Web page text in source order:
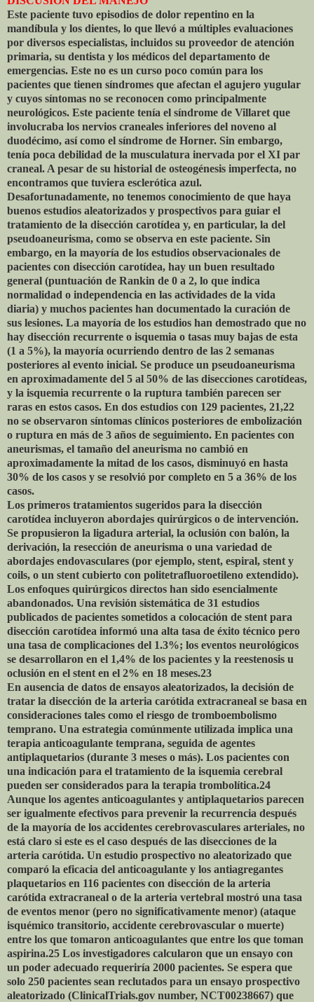
Este paciente tuvo episodios de dolor repentino en la
mandíbula y los dientes, lo que llevó a múltiples evaluaciones
por diversos especialistas, incluidos su proveedor de atención
primaria, su dentista y los médicos del departamento de
emergencias. Este no es un curso poco común para los
pacientes que tienen síndromes que afectan el agujero yugular
y cuyos síntomas no se reconocen como principalmente
neurológicos. Este paciente tenía el síndrome de Villaret que
involucraba los nervios craneales inferiores del noveno al
duodécimo, así como el síndrome de Horner. Sin embargo,
tenía poca debilidad de la musculatura inervada por el XI par
craneal. A pesar de su historial de osteogénesis imperfecta, no
encontramos que tuviera esclerótica azul.
Desafortunadamente, no tenemos conocimiento de que haya
buenos estudios aleatorizados y prospectivos para guiar el
tratamiento de la disección carotídea y, en particular, la del
pseudoaneurisma, como se observa en este paciente. Sin
embargo, en la mayoría de los estudios observacionales de
pacientes con disección carotídea, hay un buen resultado
general (puntuación de Rankin de 0 a 2, lo que indica
normalidad o independencia en las actividades de la vida
diaria) y muchos pacientes han documentado la curación de
sus lesiones. La mayoría de los estudios han demostrado que no
hay disección recurrente o isquemia o tasas muy bajas de esta
(1 a 5%), la mayoría ocurriendo dentro de las 2 semanas
posteriores al evento inicial. Se produce un pseudoaneurisma
en aproximadamente del 5 al 50% de las disecciones carotídeas,
y la isquemia recurrente o la ruptura también parecen ser
raras en estos casos. En dos estudios con 129 pacientes, 21,22
no se observaron síntomas clínicos posteriores de embolización
o ruptura en más de 3 años de seguimiento. En pacientes con
aneurismas, el tamaño del aneurisma no cambió en
aproximadamente la mitad de los casos, disminuyó en hasta
30% de los casos y se resolvió por completo en 5 a 36% de los
casos.
Los primeros tratamientos sugeridos para la disección
carotídea incluyeron abordajes quirúrgicos o de intervención.
Se propusieron la ligadura arterial, la oclusión con balón, la
derivación, la resección de aneurisma o una variedad de
abordajes endovasculares (por ejemplo, stent, espiral, stent y
coils, o un stent cubierto con politetrafluoroetileno extendido).
Los enfoques quirúrgicos directos han sido esencialmente
abandonados. Una revisión sistemática de 31 estudios
publicados de pacientes sometidos a colocación de stent para
disección carotídea informó una alta tasa de éxito técnico pero
una tasa de complicaciones del 1.3%; los eventos neurológicos
se desarrollaron en el 1,4% de los pacientes y la reestenosis u
oclusión en el stent en el 2% en 18 meses.23
En ausencia de datos de ensayos aleatorizados, la decisión de
tratar la disección de la arteria carótida extracraneal se basa en
consideraciones tales como el riesgo de tromboembolismo
temprano. Una estrategia comúnmente utilizada implica una
terapia anticoagulante temprana, seguida de agentes
antiplaquetarios (durante 3 meses o más). Los pacientes con
una indicación para el tratamiento de la isquemia cerebral
pueden ser considerados para la terapia trombolítica.24
Aunque los agentes anticoagulantes y antiplaquetarios parecen
ser igualmente efectivos para prevenir la recurrencia después
de la mayoría de los accidentes cerebrovasculares arteriales, no
está claro si este es el caso después de las disecciones de la
arteria carótida. Un estudio prospectivo no aleatorizado que
comparó la eficacia del anticoagulante y los antiagregantes
plaquetarios en 116 pacientes con disección de la arteria
carótida extracraneal o de la arteria vertebral mostró una tasa
de eventos menor (pero no significativamente menor) (ataque
isquémico transitorio, accidente cerebrovascular o muerte)
entre los que tomaron anticoagulantes que entre los que toman
aspirina.25 Los investigadores calcularon que un ensayo con
un poder adecuado requeriría 2000 pacientes. Se espera que
solo 250 pacientes sean reclutados para un ensayo prospectivo
aleatorizado (ClinicalTrials.gov number, NCT00238667) que